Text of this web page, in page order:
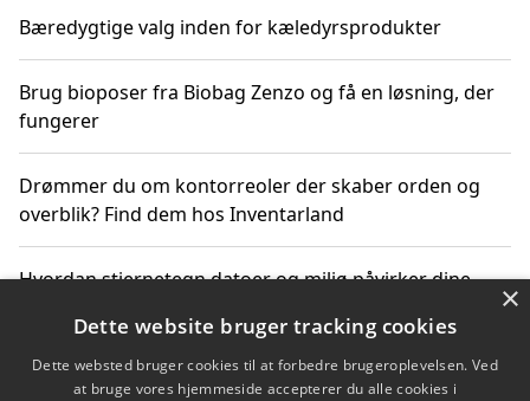
Bæredygtige valg inden for kæledyrsprodukter
Brug bioposer fra Biobag Zenzo og få en løsning, der
fungerer
Drømmer du om kontorreoler der skaber orden og
overblik? Find dem hos Inventarland
Hvordan stjernetegn datoer og miljø påvirker dine
Bæredygtige gadgets til en grønnere hverdag
×
Dette website bruger tracking cookies
Dette websted bruger cookies til at forbedre brugeroplevelsen. Ved
at bruge vores hjemmeside accepterer du alle cookies i